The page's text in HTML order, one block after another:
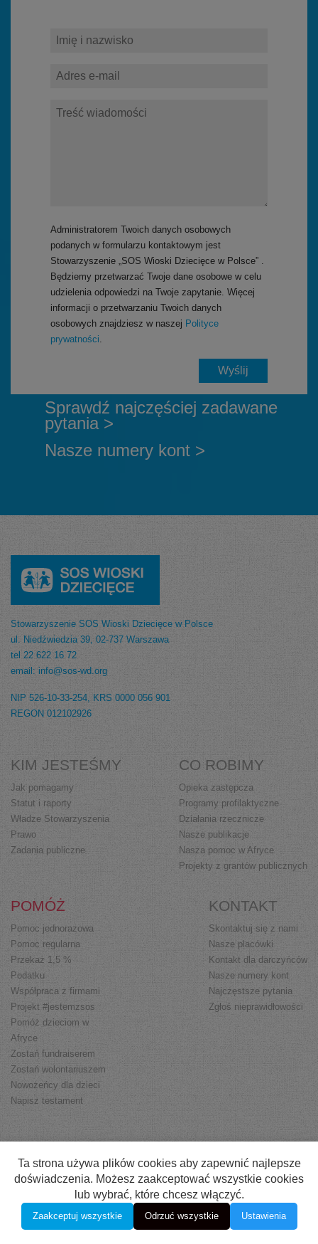
Administratorem Twoich danych osobowych
podanych w formularzu kontaktowym jest
Stowarzyszenie „SOS Wioski Dziecięce w Polsce” .
Będziemy przetwarzać Twoje dane osobowe w celu
udzielenia odpowiedzi na Twoje zapytanie. Więcej
informacji o przetwarzaniu Twoich danych
osobowych znajdziesz w naszej Polityce
prywatności.
Sprawdź najczęściej zadawane
pytania >
Nasze numery kont >
Stowarzyszenie SOS Wioski Dziecięce w Polsce
ul. Niedźwiedzia 39, 02-737 Warszawa
tel 22 622 16 72
email: info@sos-wd.org
NIP 526-10-33-254, KRS 0000 056 901
REGON 012102926
KIM JESTEŚMY
Jak pomagamy
Statut i raporty
Władze Stowarzyszenia
Prawo
Zadania publiczne
CO ROBIMY
Opieka zastępcza
Programy profilaktyczne
Działania rzecznicze
Nasze publikacje
Nasza pomoc w Afryce
Projekty z grantów publicznych
POMÓŻ
Pomoc jednorazowa
Pomoc regularna
Przekaż 1,5 %
Podatku
Współpraca z firmami
Projekt #jestemzsos
Pomóż dzieciom w
Afryce
Zostań fundraiserem
Zostań wolontariuszem
Nowożeńcy dla dzieci
Napisz testament
KONTAKT
Skontaktuj się z nami
Nasze placówki
Kontakt dla darczyńców
Nasze numery kont
Najczęstsze pytania
Zgłoś nieprawidłowości
Informacja o dostępności
Created byclivio.pl
Ta strona używa plików cookies aby zapewnić najlepsze
doświadczenia. Możesz zaakceptować wszystkie cookies
lub wybrać, które chcesz włączyć.
Zaakceptuj wszystkie Odrzuć wszystkie Ustawienia